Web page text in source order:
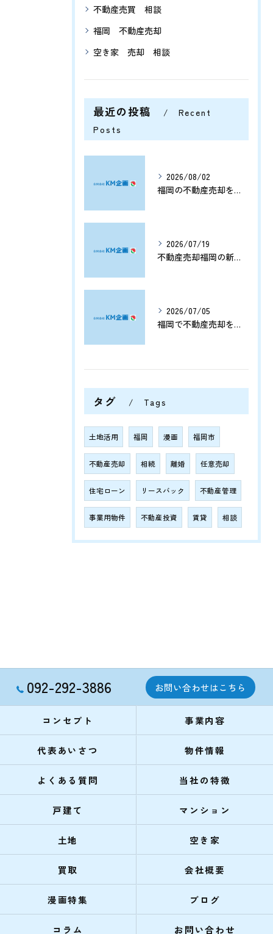
不動産売買 相談
福岡 不動産売却
空き家 売却 相談
最近の投稿
Recent
Posts
2026/08/02
福岡の不動産売却を分析する将来価格推移と有利なタイミングの見極め方
2026/07/19
不動産売却福岡の新展開と資産価値を守る売却戦略まとめ
2026/07/05
福岡で不動産売却をプロに任せて相続や資産整理をスムーズに進める方法
タグ Tags
土地活用 福岡 漫画 福岡市
不動産売却 相続 離婚 任意売却
住宅ローン リースバック 不動産管理
事業用物件 不動産投資 賃貸 相談
092-292-3886 お問い合わせはこちら
コンセプト 事業内容
代表あいさつ 物件情報
よくある質問 当社の特徴
戸建て マンション
土地 空き家
買取 会社概要
漫画特集 ブログ
コラム お問い合わせ